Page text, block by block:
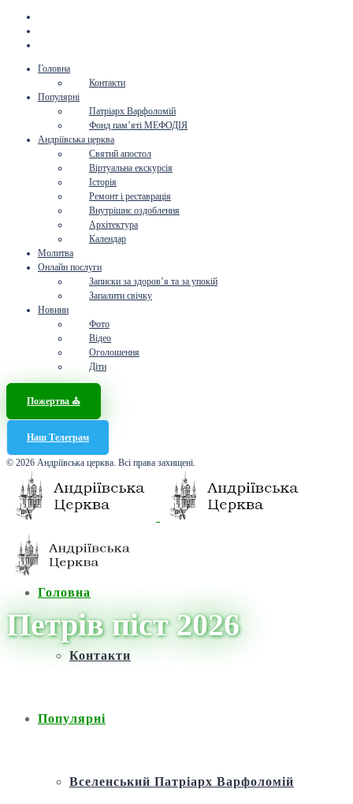
Головна
Контакти
Популярні
Патріарх Варфоломій
Фонд пам’яті МЕФОДІЯ
Андріївська церква
Святий апостол
Віртуальна екскурсія
Історія
Ремонт і реставрація
Внутрішнє оздоблення
Архітектура
Календар
Молитва
Онлайн послуги
Записки за здоров’я та за упокій
Запалити свічку
Новини
Фото
Відео
Оголошення
Діти
Пожертва ⛪️
Наш Телеграм
© 2026 Андріївська церква. Всі права захищені.
Головна
Контакти
Популярні
Вселенський Патріарх Варфоломій
Петрів піст 2026